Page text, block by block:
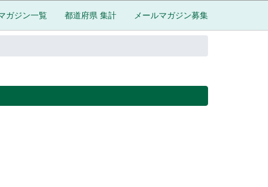
ガジン一覧 都道府県 集計 メールマガジン募集